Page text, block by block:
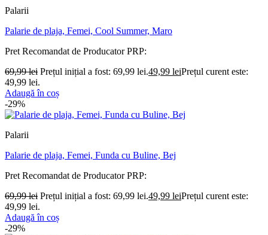
Palarii
Palarie de plaja, Femei, Cool Summer, Maro
Pret Recomandat de ProducatorPRP:
69,99lei Prețul inițial a fost: 69,99 lei.49,99 leiPrețul curent este:
49,99 lei.
Adaugă în coș
-29%
Palarii
Palarie de plaja, Femei, Funda cu Buline, Bej
Pret Recomandat de ProducatorPRP:
69,99lei Prețul inițial a fost: 69,99 lei.49,99 leiPrețul curent este:
49,99 lei.
Adaugă în coș
-29%